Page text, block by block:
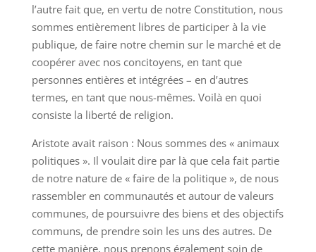
l’autre fait que, en vertu de notre Constitution, nous
sommes entièrement libres de participer à la vie
publique, de faire notre chemin sur le marché et de
coopérer avec nos concitoyens, en tant que
personnes entières et intégrées – en d’autres
termes, en tant que nous-mêmes. Voilà en quoi
consiste la liberté de religion.
Aristote avait raison : Nous sommes des « animaux
politiques ». Il voulait dire par là que cela fait partie
de notre nature de « faire de la politique », de nous
rassembler en communautés et autour de valeurs
communes, de poursuivre des biens et des objectifs
communs, de prendre soin les uns des autres. De
cette manière, nous prenons également soin de